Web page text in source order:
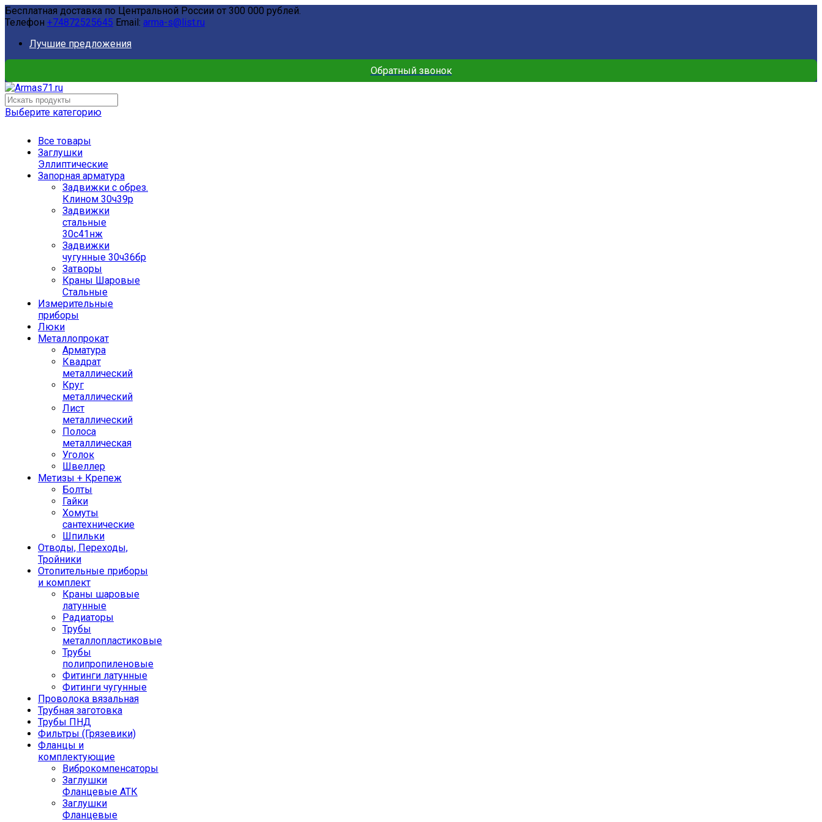
Бесплатная доставка по Центральной России от 300 000 рублей.
Телефон +74872525645 Email: arma-s@list.ru
Лучшие предложения
Обратный звонок
Выберите категорию
Все товары
Заглушки
Эллиптические
Запорная арматура
Задвижки с обрез.
Клином 30ч39р
Задвижки
стальные
30с41нж
Задвижки
чугунные 30ч36бр
Затворы
Краны Шаровые
Стальные
Измерительные
приборы
Люки
Металлопрокат
Арматура
Квадрат
металлический
Круг
металлический
Лист
металлический
Полоса
металлическая
Уголок
Швеллер
Метизы + Крепеж
Болты
Гайки
Хомуты
сантехнические
Шпильки
Отводы, Переходы,
Тройники
Отопительные приборы
и комплект
Краны шаровые
латунные
Радиаторы
Трубы
металлопластиковые
Трубы
полипропиленовые
Фитинги латунные
Фитинги чугунные
Проволока вязальная
Трубная заготовка
Трубы ПНД
Фильтры (Грязевики)
Фланцы и
комплектующие
Виброкомпенсаторы
Заглушки
Фланцевые АТК
Заглушки
Фланцевые